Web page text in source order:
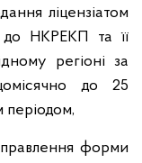
ліцензіатом
НКРЕКП та її
регіоні за
до 25
періодом,
форми